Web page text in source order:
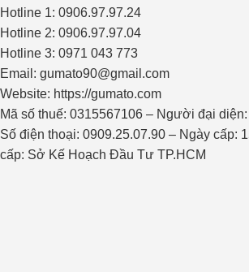
Hotline 1: 0906.97.97.24
Hotline 2: 0906.97.97.04
Hotline 3: 0971 043 773
Email: gumato90@gmail.com
Website: https://gumato.com
Mã số thuế: 0315567106 – Người đại
Số điện thoại: 0909.25.07.90 – Ngày cấp:
cấp: Sở Kế Hoạch Đầu Tư TP.HCM